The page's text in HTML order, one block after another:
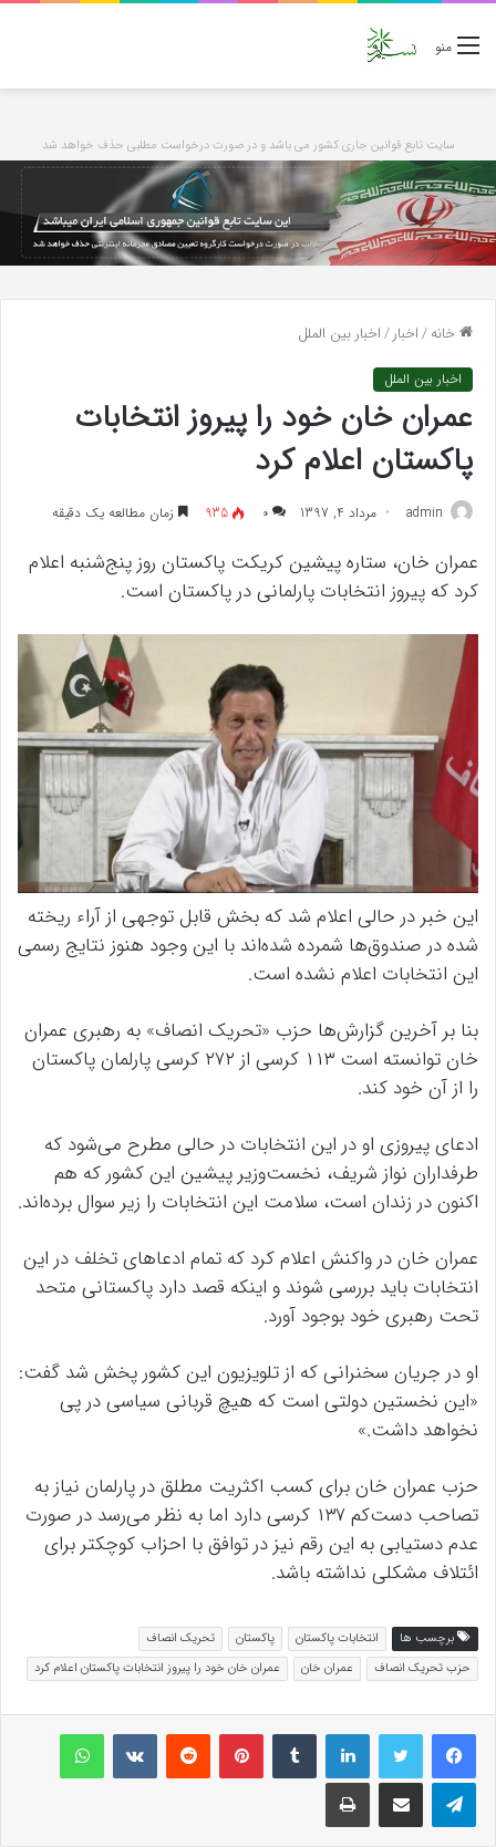
منو
سایت تابع قوانین جاری کشور می باشد و در صورت درخواست مطلبی حذف خواهد شد
خانه/اخبار/اخبار بین الملل
اخبار بین الملل
عمران خان خود را پیروز انتخابات
پاکستان اعلام کرد
admin مرداد 4, 1397 ۰ 935 زمان مطالعه یک دقیقه
عمران خان، ستاره پیشین کریکت پاکستان روز پنج‌شنبه اعلام
کرد که پیروز انتخابات پارلمانی در پاکستان است.
این خبر در حالی اعلام شد که بخش قابل توجهی از آراء ریخته
شده در صندوق‌ها شمرده شده‌اند با این وجود هنوز نتایج رسمی
این انتخابات اعلام نشده است.
بنا بر آخرین گزارش‌ها حزب «تحریک انصاف» به رهبری عمران
خان توانسته است ۱۱۳ کرسی از ۲۷۲ کرسی پارلمان پاکستان
را از آن خود کند.
ادعای پیروزی او در این انتخابات در حالی مطرح می‌شود که
طرفداران نواز شریف، نخست‌وزیر پیشین این کشور که هم
اکنون در زندان است، سلامت این انتخابات را زیر سوال برده‌اند.
عمران خان در واکنش اعلام کرد که تمام ادعاهای تخلف در این
انتخابات باید بررسی شوند و اینکه قصد دارد پاکستانی متحد
تحت رهبری خود بوجود آورد.
او در جریان سخنرانی که از تلویزیون این کشور پخش شد گفت:
«این نخستین دولتی است که هیچ قربانی سیاسی در پی
نخواهد داشت.»
حزب عمران خان برای کسب اکثریت مطلق در پارلمان نیاز به
تصاحب دست‌کم ۱۳۷ کرسی دارد اما به نظر می‌رسد در صورت
عدم دستیابی به این رقم نیز در توافق با احزاب کوچکتر برای
ائتلاف مشکلی نداشته باشد.
برچسب ها انتخابات پاکستان پاکستان
تحریک انصاف
حزب تحریک انصاف
عمران خان عمران خان خود را پیروز انتخابات پاکستان اعلام کرد
لینکداینتامبلر پینتریستReddit
VKontakteواتس آپ
تلگرام اشتراک گذاری با ایمیل چاپ